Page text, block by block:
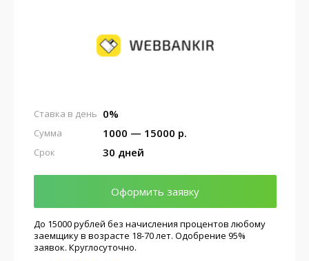
0%
Ставка в день
1000 — 15000 р.
Сумма
30 дней
Срок
Оформить заявку
До 15000 рублей без начисления процентов любому
заемщику в возрасте 18-70 лет. Одобрение 95%
заявок. Круглосуточно.